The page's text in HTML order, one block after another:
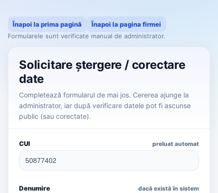
Înapoi la prima pagină
Înapoi la pagina firmei
Formularele sunt verificate manual de administrator.
Solicitare ștergere / corectare
date
Completează formularul de mai jos. Cererea ajunge la
administrator, iar după verificare datele pot fi ascunse
public (sau corectate).
CUI preluat automat
Denumire dacă există în sistem